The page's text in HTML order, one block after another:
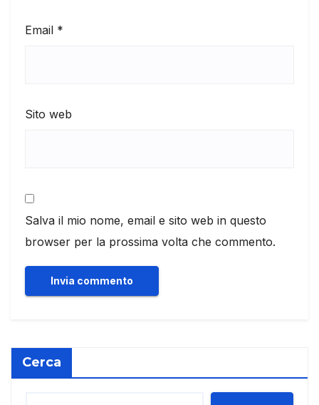
Email *
Sito web
Salva il mio nome, email e sito web in questo
browser per la prossima volta che commento.
Cerca